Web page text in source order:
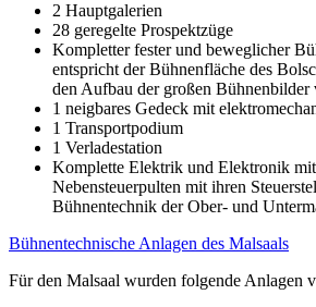
2 Hauptgalerien
28 geregelte Prospektzüge
Kompletter fester und beweglicher
entspricht der Bühnenfläche des
den Aufbau der großen Bühnenbilder
1 neigbares Gedeck mit
1 Transportpodium
1 Verladestation
Komplette Elektrik und Elektronik
Nebensteuerpulten mit ihren
Bühnentechnik der Ober- und
Bühnentechnische Anlagen des Malsaals
Für den Malsaal wurden folgende Anlagen